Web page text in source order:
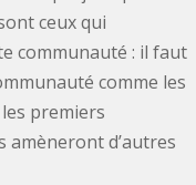
ceux qui
communauté : il faut
comme les
premiers
amèneront d’autres